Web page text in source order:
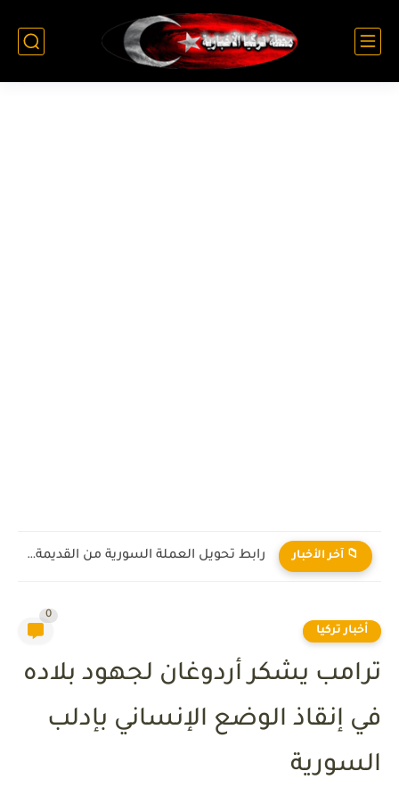
📁 آخر الأخبار رابط تحويل العملة السورية من القديمة إلى الجديدة 2026
أخبار تركيا
0
ترامب يشكر أردوغان لجهود بلاده
في إنقاذ الوضع الإنساني بإدلب
السورية